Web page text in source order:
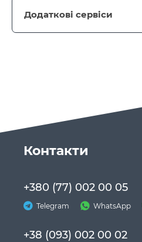
Додаткові сервіси
Контакти
+380 (77) 002 00 05
Telegram WhatsApp
+38 (093) 002 00 02